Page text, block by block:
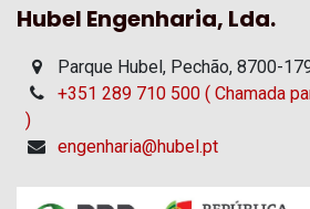
Hubel Engenharia, Lda.
Parque Hubel, Pechão, 8700-
+351 289 710 500 ( Chamada
)
engenharia@hubel.pt